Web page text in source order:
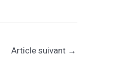
Article suivant →